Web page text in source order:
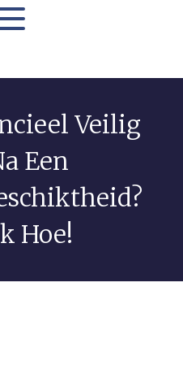
Veilig
Een
Hoe!